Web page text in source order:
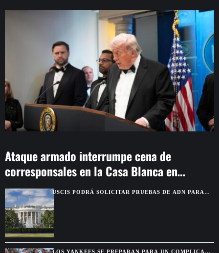
Ataque armado interrumpe cena de
corresponsales en la Casa Blanca en
WashingtonUSCIS PODRÁ SOLICITAR PRUEBAS DE ADN PARA
VERIFICAR VÍNCULOS FAMILIARES
LOS YANKEES SE PREPARAN PARA UN COMPLICADO